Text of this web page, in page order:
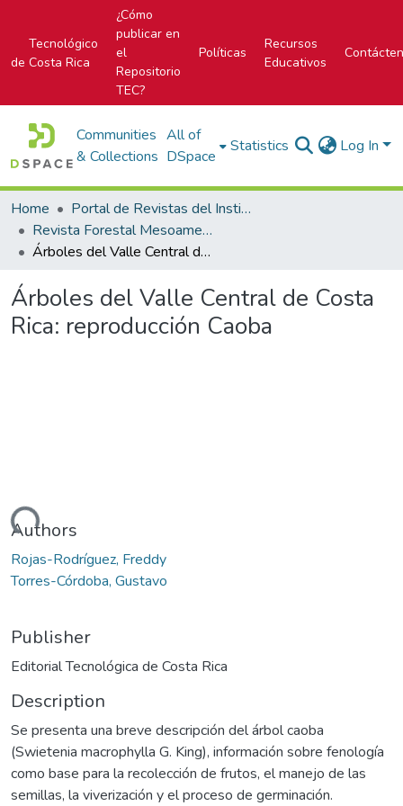
Tecnológico
de Costa Rica
¿Cómo
publicar en
el
Repositorio
TEC?
Políticas
Recursos
Educativos
Communities
& Collections
All of
DSpace
Statistics Log In
Home
Portal de Revistas del Instituto Tecnológico de Costa Rica
Revista Forestal Mesoamericana Kurú
Árboles del Valle Central de Costa Rica: reproducción Caoba
Árboles del Valle Central de Costa
Rica: reproducción Caoba
Authors
Rojas-Rodríguez, Freddy
Torres-Córdoba, Gustavo
Publisher
Editorial Tecnológica de Costa Rica
Description
Se presenta una breve descripción del árbol caoba
(Swietenia macrophylla G. King), información sobre fenología
como base para la recolección de frutos, el manejo de las
semillas, la viverización y el proceso de germinación.